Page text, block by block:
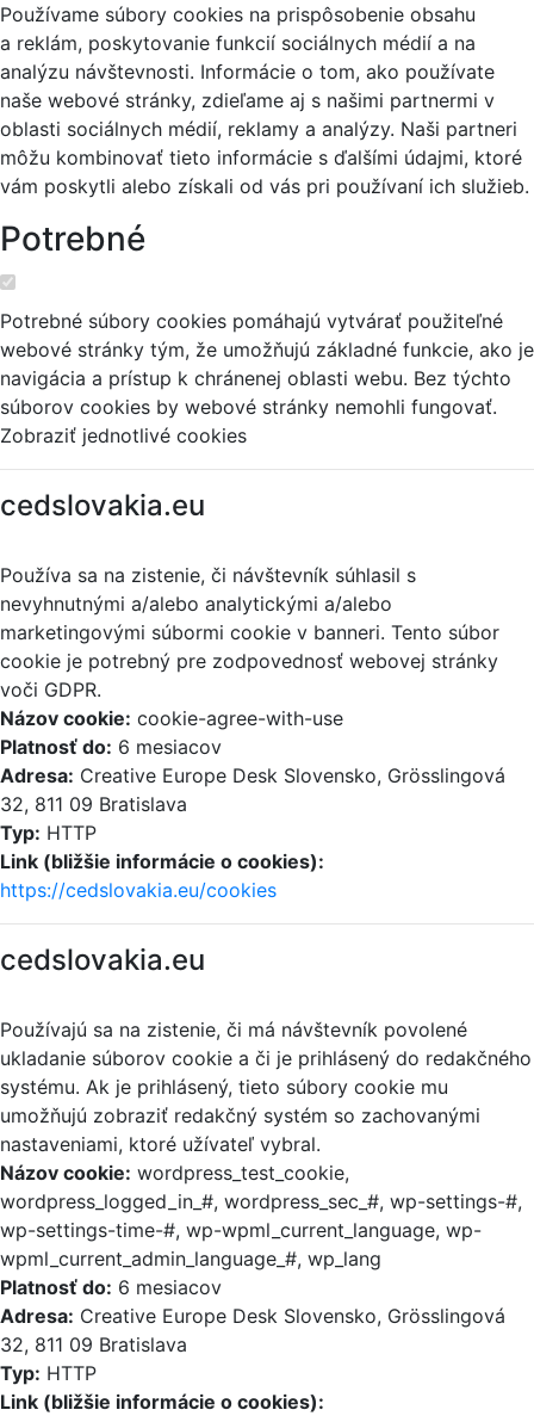
Používame súbory cookies na prispôsobenie obsahu
a reklám, poskytovanie funkcií sociálnych médií a na
analýzu návštevnosti. Informácie o tom, ako používate
naše webové stránky, zdieľame aj s našimi partnermi v
oblasti sociálnych médií, reklamy a analýzy. Naši partneri
môžu kombinovať tieto informácie s ďalšími údajmi, ktoré
vám poskytli alebo získali od vás pri používaní ich služieb.
Potrebné
Potrebné súbory cookies pomáhajú vytvárať použiteľné
webové stránky tým, že umožňujú základné funkcie, ako je
navigácia a prístup k chránenej oblasti webu. Bez týchto
súborov cookies by webové stránky nemohli fungovať.
Zobraziť jednotlivé cookies
cedslovakia.eu
Používa sa na zistenie, či návštevník súhlasil s
nevyhnutnými a/alebo analytickými a/alebo
marketingovými súbormi cookie v banneri. Tento súbor
cookie je potrebný pre zodpovednosť webovej stránky
voči GDPR.
Názov cookie: cookie-agree-with-use
Platnosť do: 6 mesiacov
Adresa: Creative Europe Desk Slovensko, Grösslingová
32, 811 09 Bratislava
Typ: HTTP
Link (bližšie informácie o cookies):
https://cedslovakia.eu/cookies
cedslovakia.eu
Používajú sa na zistenie, či má návštevník povolené
ukladanie súborov cookie a či je prihlásený do redakčného
systému. Ak je prihlásený, tieto súbory cookie mu
umožňujú zobraziť redakčný systém so zachovanými
nastaveniami, ktoré užívateľ vybral.
Názov cookie: wordpress_test_cookie,
wordpress_logged_in_#, wordpress_sec_#, wp-settings-#,
wp-settings-time-#, wp-wpml_current_language, wp-
wpml_current_admin_language_#, wp_lang
Platnosť do: 6 mesiacov
Adresa: Creative Europe Desk Slovensko, Grösslingová
32, 811 09 Bratislava
Typ: HTTP
Link (bližšie informácie o cookies):